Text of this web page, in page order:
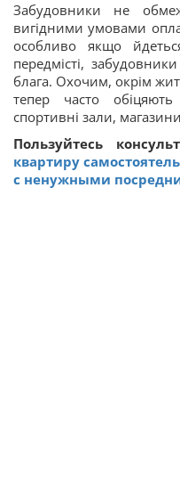
Забудовники не
вигідними умовами
особливо якщо
передмісті,
блага. Охочим, окрім
тепер часто
спортивні зали,
Пользуйтесь
квартиру
с ненужными